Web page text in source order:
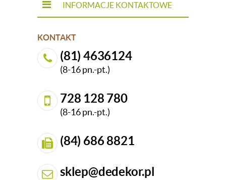
INFORMACJE KONTAKTOWE
KONTAKT
(81) 4636124
(8-16 pn.-pt.)
728 128 780
(8-16 pn.-pt.)
(84) 686 8821
sklep@dedekor.pl